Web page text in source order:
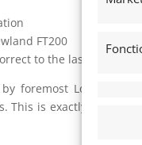
FT200
to the last detail
foremost Lotus 47
This is exactly as a car